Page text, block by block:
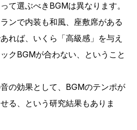
て選ぶべきBGMは異なります。
ンで内装も和風、座敷席がある
れば、いくら「高級感」を与え
クBGMが合わない、ということ
の効果として、BGMのテンポが
る、という研究結果もありま